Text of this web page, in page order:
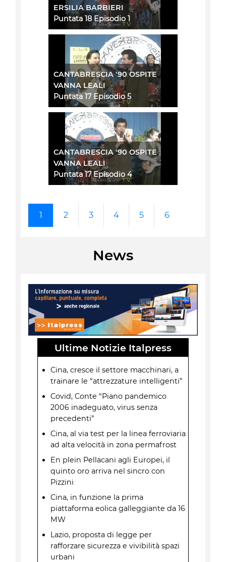
ERSILIA BARBIERI
Puntata 18 Episodio 1
CANTABRESCIA '90 OSPITE
VANNA LEALI
Puntata 17 Episodio 5
CANTABRESCIA '90 OSPITE
VANNA LEALI
Puntata 17 Episodio 4
1 2 3 4 5 6
News
Ultime Notizie Italpress
Cina, cresce il settore macchinari, a
trainare le “attrezzature intelligenti”
Covid, Conte “Piano pandemico
2006 inadeguato, virus senza
precedenti”
Cina, al via test per la linea ferroviaria
ad alta velocità in zona permafrost
En plein Pellacani agli Europei, il
quinto oro arriva nel sincro con
Pizzini
Cina, in funzione la prima
piattaforma eolica galleggiante da 16
MW
Lazio, proposta di legge per
rafforzare sicurezza e vivibilità spazi
urbani